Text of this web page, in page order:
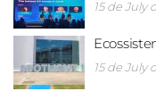
15 de July
15 de July